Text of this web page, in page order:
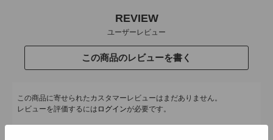
REVIEW
ユーザーレビュー
この商品のレビューを書く
この商品に寄せられたカスタマーレビューはまだありません。
レビューを評価するには ログインが必要です。